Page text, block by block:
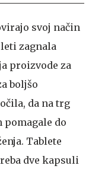
svoj način
zagnala
proizvode za
boljšo
da na trg
pomagale do
Tablete
dve kapsuli